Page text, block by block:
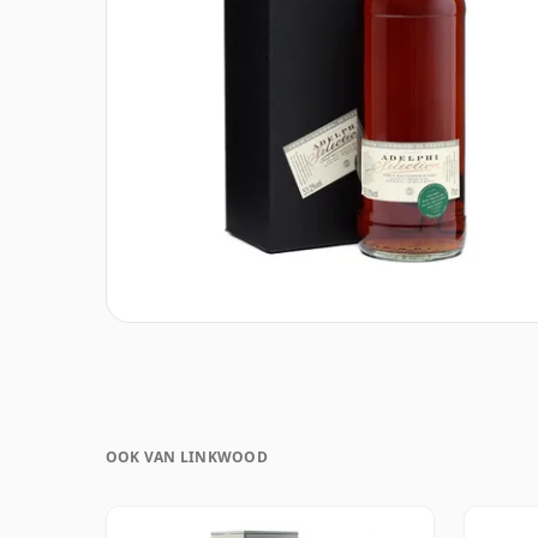
OOK VAN LINKWOOD